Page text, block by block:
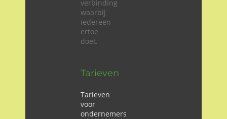
verbinding
waarbij
iedereen
ertoe
doet.
Tarieven
Tarieven
voor
ondernemers